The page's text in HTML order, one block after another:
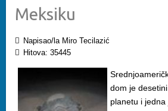
Meksiku
Napisao/la Miro Tecilazić
Hitova: 35445
dom je
planetu i